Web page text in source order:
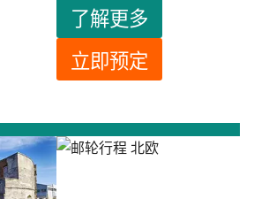
了解更多
立即预定